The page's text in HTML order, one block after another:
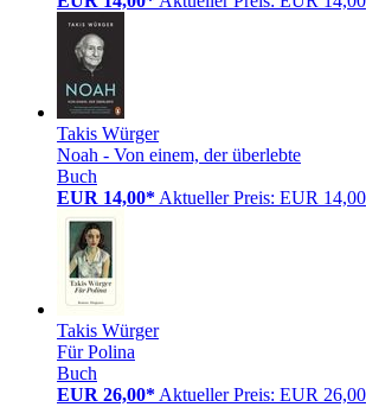
Takis Würger
Noah - Von einem, der überlebte
Buch
EUR 14,00* Aktueller Preis: EUR 14,00
Takis Würger
Für Polina
Buch
EUR 26,00* Aktueller Preis: EUR 26,00